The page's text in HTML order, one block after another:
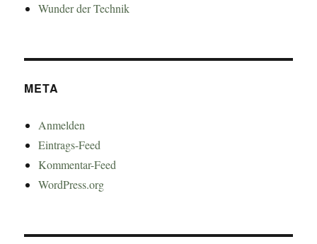
Wunder der Technik
META
Anmelden
Eintrags-Feed
Kommentar-Feed
WordPress.org